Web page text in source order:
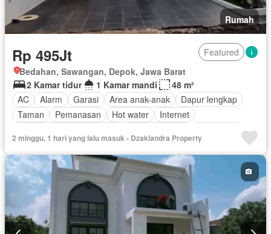
Rumah
Rp 495Jt
Featured
Bedahan, Sawangan, Depok, Jawa Barat
2 Kamar tidur
1 Kamar mandi
48 m²
AC
Alarm Garasi Area anak-anak
Dapur lengkap
Taman
Pemanasan Hot water
Internet
Telephone
Televisi Kabel video
Halaman
Tanpa perabotan
2 minggu, 1 hari yang lalu masuk - Dzakiandra Property